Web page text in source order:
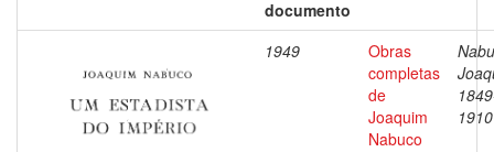
documento
1949
Obras
completas
de
Joaquim
Nabuco
1910